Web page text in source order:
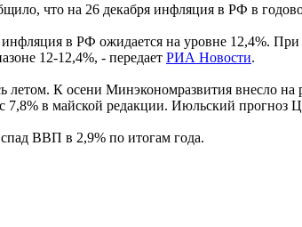
что на 26 декабря инфляция в РФ в
в РФ ожидается на уровне 12,4%.
12-12,4%, - передает РИА Новости.
К осени Минэкономразвития внесло
в майской редакции. Июльский прогноз
ВВП в 2,9% по итогам года.